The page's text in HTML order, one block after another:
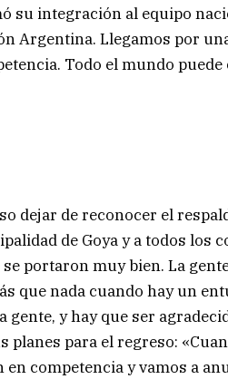
su integración al equipo
Argentina. Llegamos por
Todo el mundo
dejar de reconocer el
de Goya y a todos los
portaron muy bien. La
que nada cuando hay un
gente, y hay que ser
planes para el regreso:
competencia y vamos a